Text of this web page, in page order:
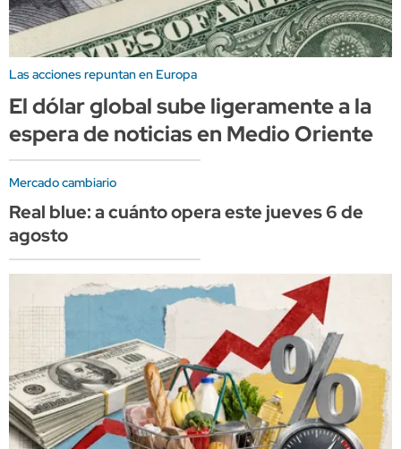
Las acciones repuntan en Europa
El dólar global sube ligeramente a la
espera de noticias en Medio Oriente
Mercado cambiario
Real blue: a cuánto opera este jueves 6 de
agosto